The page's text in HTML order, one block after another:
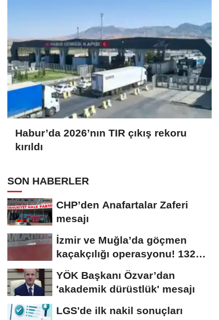
Habur’da 2026’nın TIR çıkış rekoru
kırıldı
SON HABERLER
CHP’den Anafartalar Zaferi
mesajı
İzmir ve Muğla’da göçmen
kaçakçılığı operasyonu! 132
düzensiz...
YÖK Başkanı Özvar’dan
'akademik dürüstlük' mesajı
LGS'de ilk nakil sonuçları